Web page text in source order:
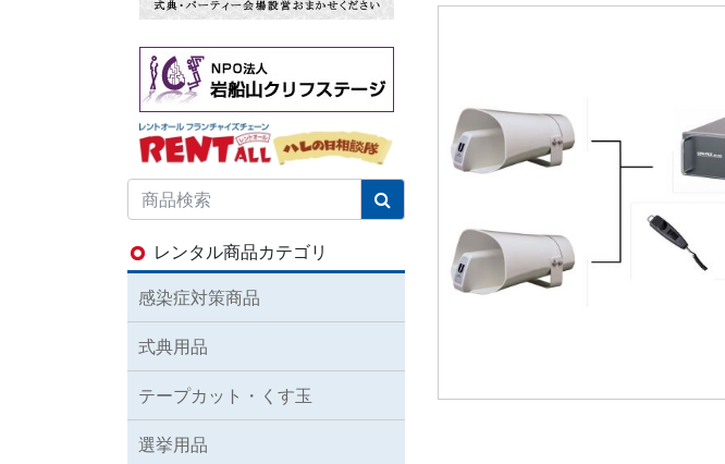
レンタル商品カテゴリ
感染症対策商品
式典用品
テープカット・くす玉
選挙用品